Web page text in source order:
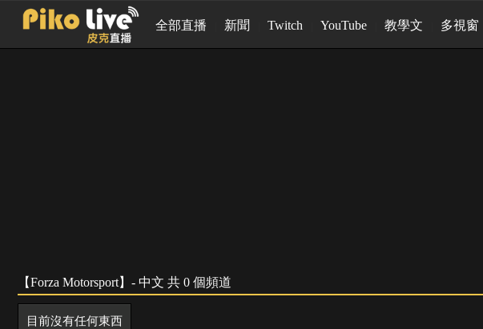
全部直播 新聞 Twitch YouTube 教學文 多視窗
【Forza Motorsport】- 中文 共 0 個頻道
目前沒有任何東西